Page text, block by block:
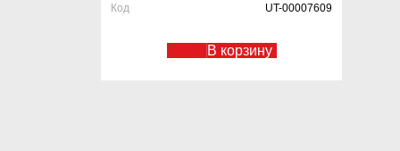
Код
UT-00007609
В корзину